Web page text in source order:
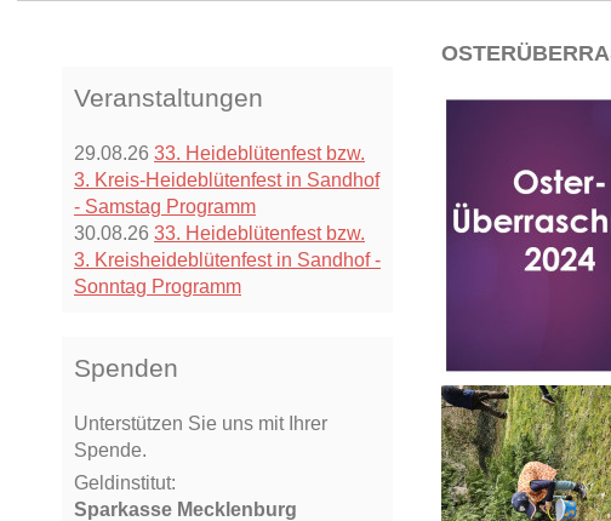
Veranstaltungen
29.08.26 33. Heideblütenfest bzw.
3. Kreis-Heideblütenfest in Sandhof
- Samstag Programm
30.08.26 33. Heideblütenfest bzw.
3. Kreisheideblütenfest in Sandhof -
Sonntag Programm
Spenden
Unterstützen Sie uns mit Ihrer
Spende.
Geldinstitut:
Sparkasse Mecklenburg